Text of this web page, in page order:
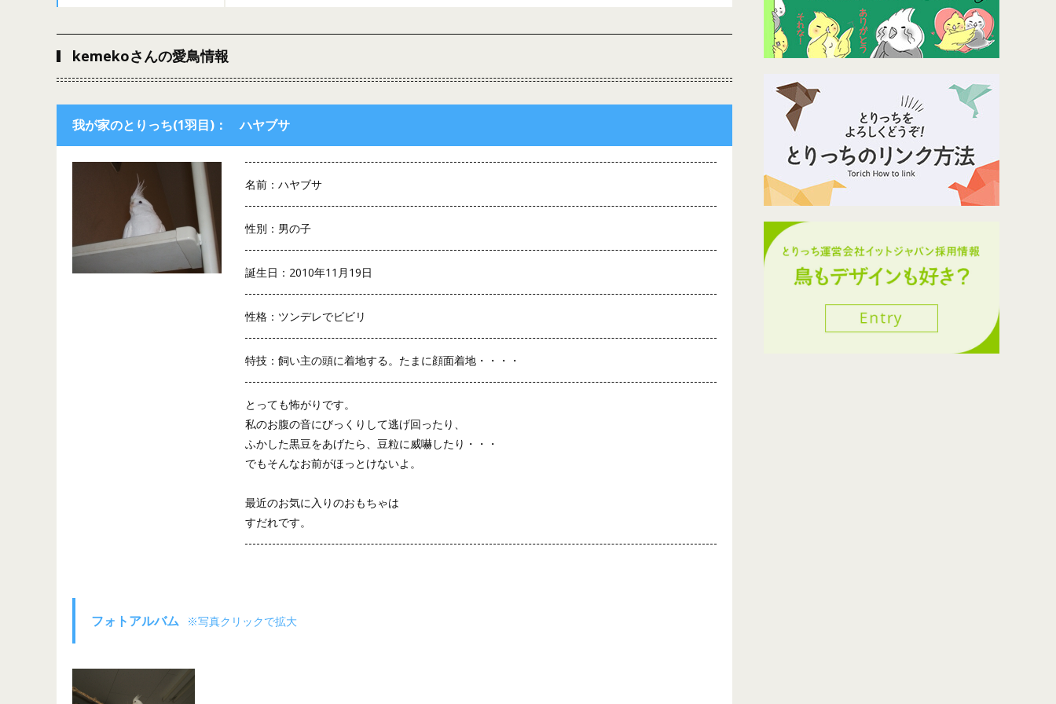
kemekoさんの愛鳥情報
我が家のとりっち(1羽目)： ハヤブサ
名前：ハヤブサ
性別：男の子
誕生日：2010年11月19日
性格：ツンデレでビビリ
特技：飼い主の頭に着地する。たまに顔面着地・・・・
とっても怖がりです。
私のお腹の音にびっくりして逃げ回ったり、
ふかした黒豆をあげたら、豆粒に威嚇したり・・・
でもそんなお前がほっとけないよ。
最近のお気に入りのおもちゃは
すだれです。
フォトアルバム ※写真クリックで拡大